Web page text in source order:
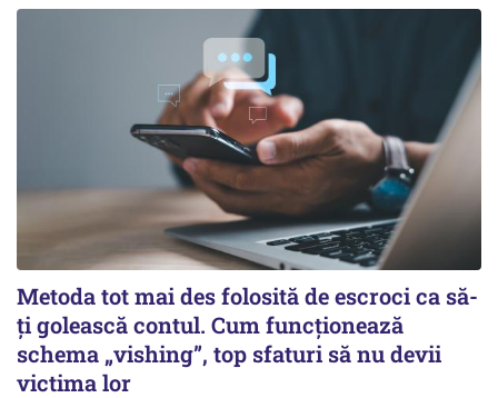
Metoda tot mai des folosită de escroci ca să-
ți golească contul. Cum funcționează
schema „vishing”, top sfaturi să nu devii
victima lor